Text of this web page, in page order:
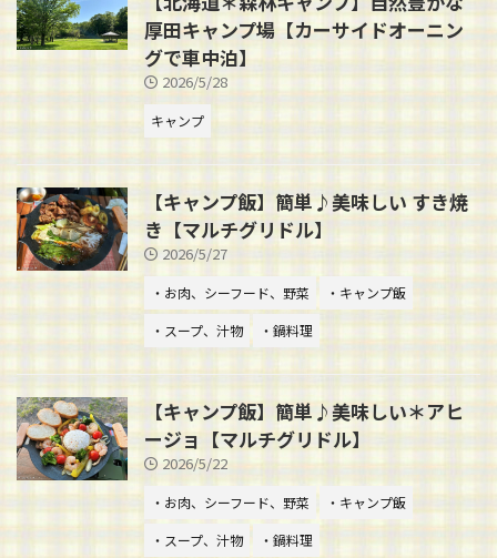
厚田キャンプ場【カーサイドオーニン
グで車中泊】
2026/5/28
キャンプ
【キャンプ飯】簡単♪美味しい すき焼
き【マルチグリドル】
2026/5/27
・お肉、シーフード、野菜
・キャンプ飯
・スープ、汁物
・鍋料理
【キャンプ飯】簡単♪美味しい＊アヒ
ージョ【マルチグリドル】
2026/5/22
・お肉、シーフード、野菜
・キャンプ飯
・スープ、汁物
・鍋料理